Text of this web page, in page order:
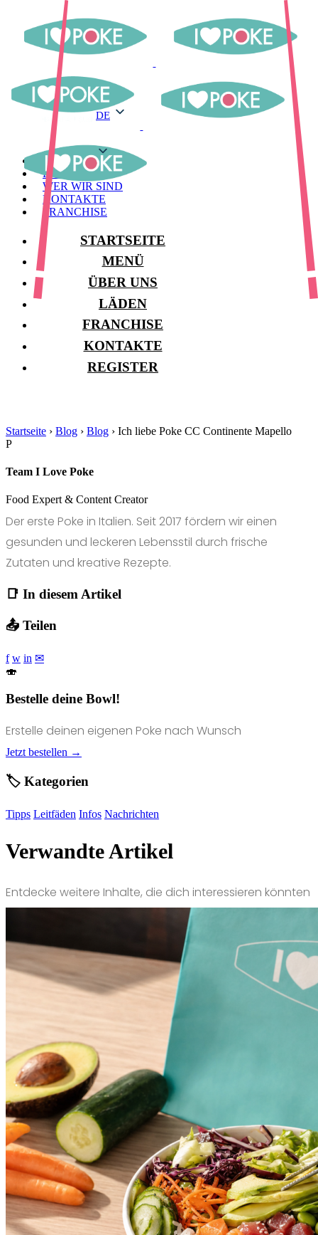
DE
MENÜ
LAGER
WER WIR SIND
KONTAKTE
FRANCHISE
STARTSEITE
MENÜ
ÜBER UNS
LÄDEN
FRANCHISE
KONTAKTE
REGISTER
Startseite › Blog › Blog › Ich liebe Poke CC Continente Mapello
P
Team I Love Poke
Food Expert & Content Creator
Der erste Poke in Italien. Seit 2017 fördern wir einen
gesunden und leckeren Lebensstil durch frische
Zutaten und kreative Rezepte.
📑 In diesem Artikel
📤 Teilen
f w in ✉
🍣
Bestelle deine Bowl!
Erstelle deinen eigenen Poke nach Wunsch
Jetzt bestellen →
🏷️ Kategorien
Tipps Leitfäden Infos Nachrichten
Verwandte Artikel
Entdecke weitere Inhalte, die dich interessieren könnten